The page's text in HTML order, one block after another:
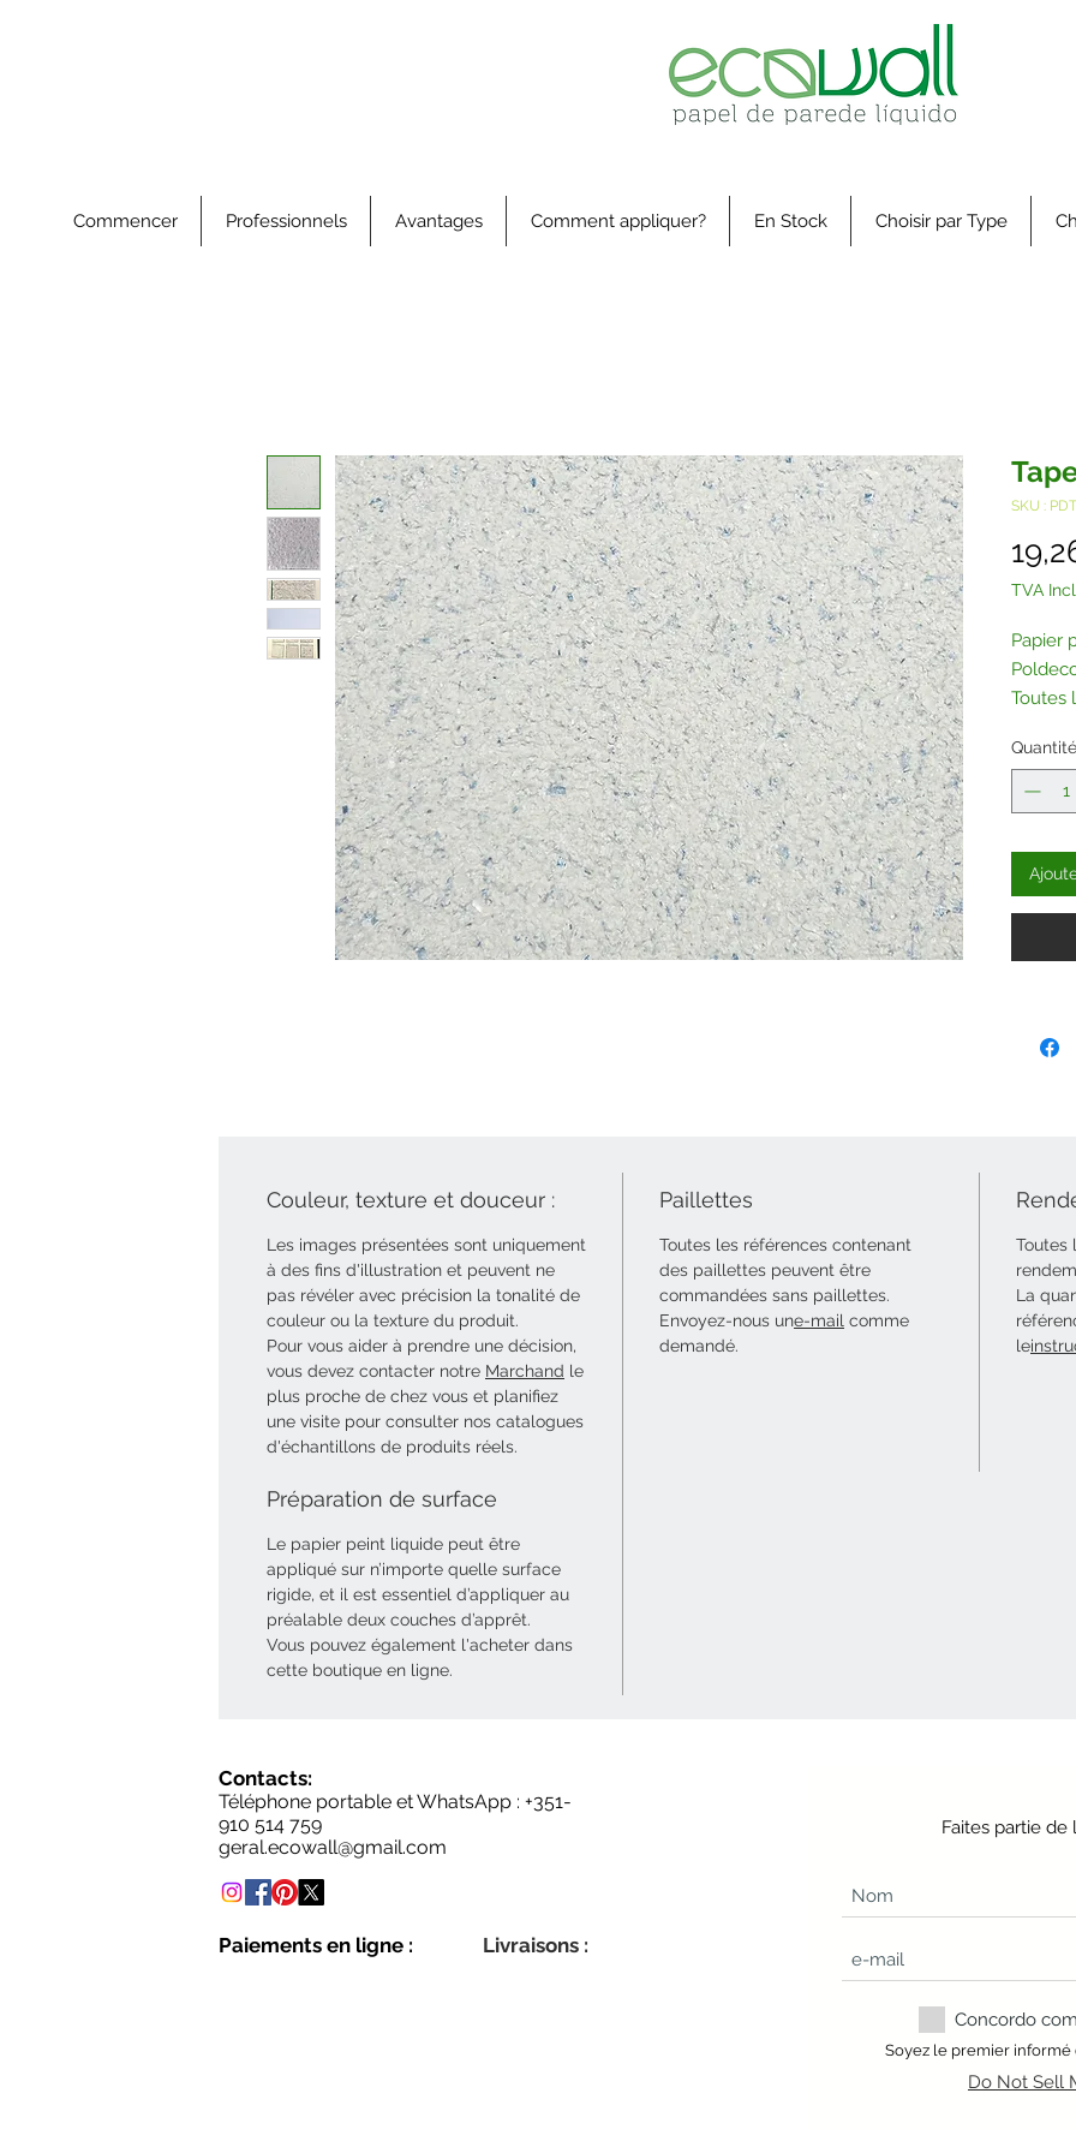
Commencer Professionnels Avantages Comment appliquer? En Stock Choisir par Type
SKU :
TVA
Papier
Toutes
Quantité
Couleur, texture et douceur :
Les images présentées sont uniquement
à des fins d'illustration et peuvent ne
pas révéler avec précision la tonalité de
couleur ou la texture du produit.
Pour vous aider à prendre une décision,
vous devez contacter notre Marchand le
plus proche de chez vous et planifiez
une visite pour consulter nos catalogues
d'échantillons de produits réels.
Paillettes
Toutes les références contenant
des paillettes peuvent être
commandées sans paillettes.
Envoyez-nous une-mail comme
demandé.
Toutes
La
le
Préparation de surface
Le papier peint liquide peut être
appliqué sur n’importe quelle surface
rigide, et il est essentiel d’appliquer au
préalable deux couches d’apprêt.
Vous pouvez également l'acheter dans
cette boutique en ligne.
Contacts:
Téléphone portable et WhatsApp : +351-
910 514 759
geral.ecowall@gmail.com
Paiements en ligne : Livraisons :
Faites partie
Concordo
Soyez le premier informé
Do Not Sell